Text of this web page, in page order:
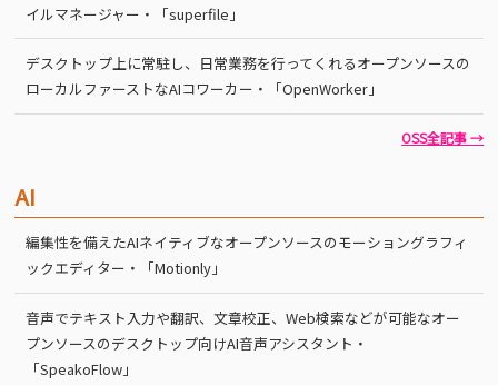
イルマネージャー・「superfile」
デスクトップ上に常駐し、日常業務を行ってくれるオープンソースの
ローカルファーストなAIコワーカー・「OpenWorker」
OSS全記事 →
AI
編集性を備えたAIネイティブなオープンソースのモーショングラフィ
ックエディター・「Motionly」
音声でテキスト入力や翻訳、文章校正、Web検索などが可能なオー
プンソースのデスクトップ向けAI音声アシスタント・
「SpeakoFlow」